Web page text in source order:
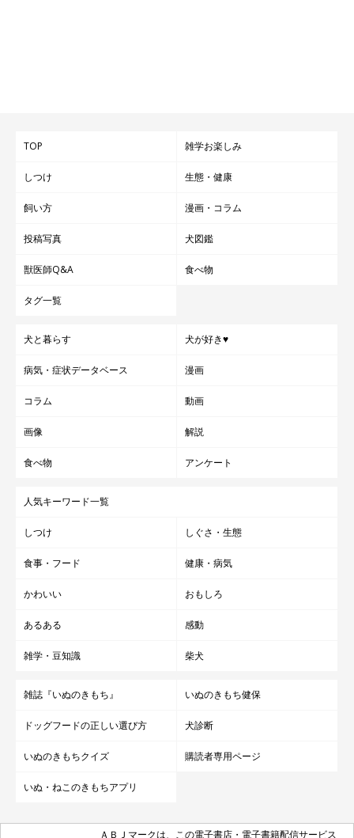
TOP 雑学お楽しみ
しつけ 生態・健康
飼い方 漫画・コラム
投稿写真 犬図鑑
獣医師Q&A 食べ物
タグ一覧
犬と暮らす 犬が好き♥
病気・症状データベース 漫画
コラム 動画
画像 解説
食べ物 アンケート
人気キーワード一覧
しつけ しぐさ・生態
食事・フード 健康・病気
かわいい おもしろ
あるある 感動
雑学・豆知識 柴犬
雑誌『いぬのきもち』 いぬのきもち健保
ドッグフードの正しい選び方 犬診断
いぬのきもちクイズ 購読者専用ページ
いぬ・ねこのきもちアプリ
ＡＢＪマークは、この電子書店・電子書籍配信サービス